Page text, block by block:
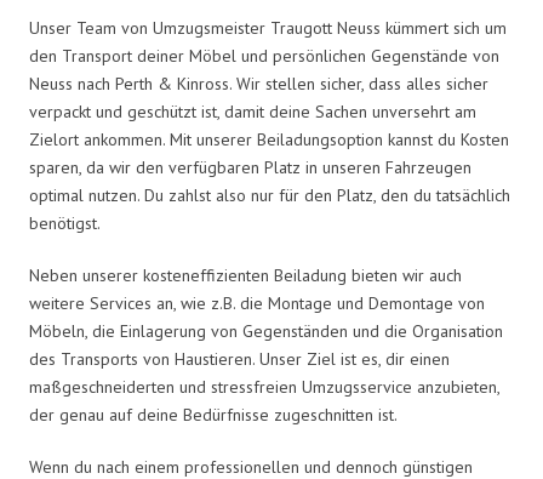
Unser Team von Umzugsmeister Traugott Neuss kümmert sich um
den Transport deiner Möbel und persönlichen Gegenstände von
Neuss nach Perth & Kinross. Wir stellen sicher, dass alles sicher
verpackt und geschützt ist, damit deine Sachen unversehrt am
Zielort ankommen. Mit unserer Beiladungsoption kannst du Kosten
sparen, da wir den verfügbaren Platz in unseren Fahrzeugen
optimal nutzen. Du zahlst also nur für den Platz, den du tatsächlich
benötigst.
Neben unserer kosteneffizienten Beiladung bieten wir auch
weitere Services an, wie z.B. die Montage und Demontage von
Möbeln, die Einlagerung von Gegenständen und die Organisation
des Transports von Haustieren. Unser Ziel ist es, dir einen
maßgeschneiderten und stressfreien Umzugsservice anzubieten,
der genau auf deine Bedürfnisse zugeschnitten ist.
Wenn du nach einem professionellen und dennoch günstigen